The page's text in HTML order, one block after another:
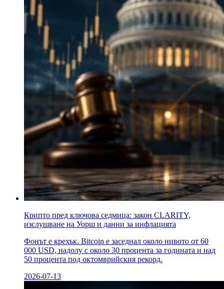
Крипто пред ключова седмица: закон CLARITY,
изслушване на Уорш и данни за инфлацията
Фонът е крехък. Bitcoin е заседнал около нивото от 60
000 USD, надолу с около 30 процента за годината и над
50 процента под октомврийския рекорд.
2026-07-13